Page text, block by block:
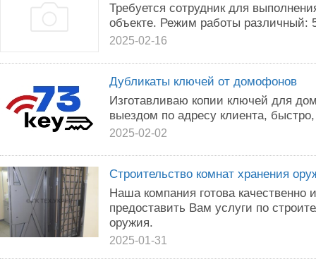
Требуется сотрудник для
объекте. Режим работы различный:
2025-02-16
Дубликаты ключей от домофонов
Изготавливаю копии ключей для
выездом по адресу клиента,
2025-02-02
Строительство комнат хранения
Наша компания готова качественно
предоставить Вам услуги по
оружия.
2025-01-31